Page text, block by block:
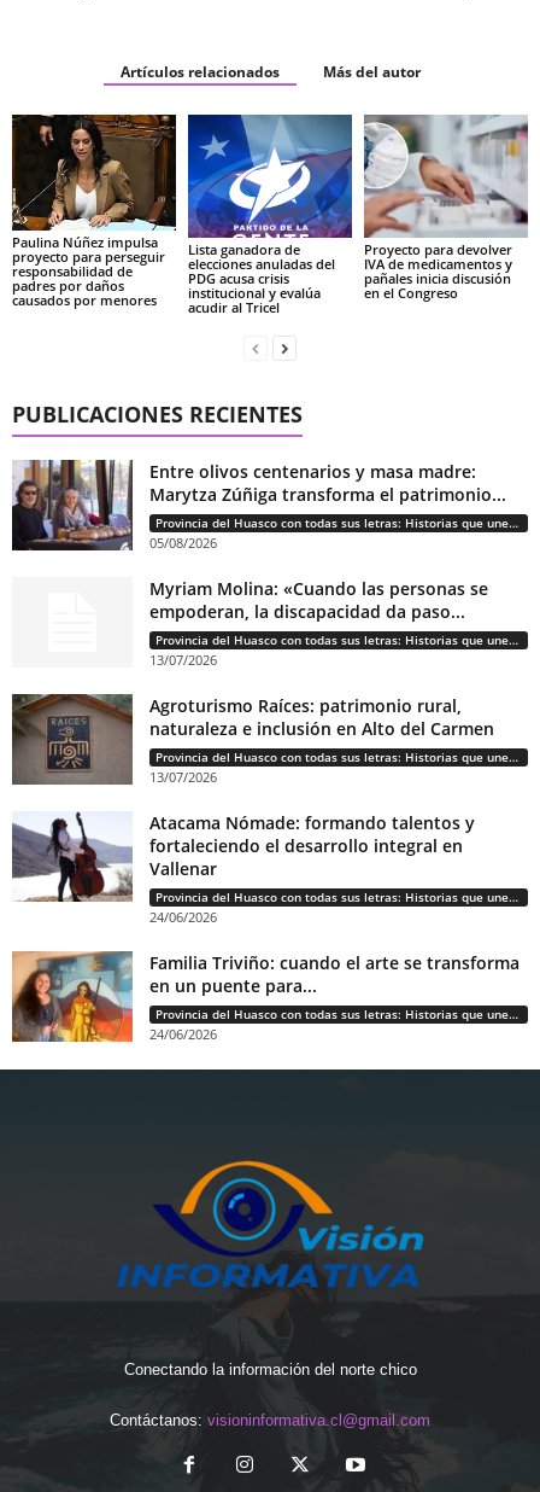
Artículos relacionados Más del autor
Paulina Núñez impulsa
proyecto para perseguir
responsabilidad de
padres por daños
causados por menores
Lista ganadora de
elecciones anuladas del
PDG acusa crisis
institucional y evalúa
acudir al Tricel
Proyecto para devolver
IVA de medicamentos y
pañales inicia discusión
en el Congreso
PUBLICACIONES RECIENTES
Entre olivos centenarios y masa madre:
Marytza Zúñiga transforma el patrimonio...
Provincia del Huasco con todas sus letras: Historias que unen cultura, diversidad e identidad
05/08/2026
Myriam Molina: «Cuando las personas se
empoderan, la discapacidad da paso...
Provincia del Huasco con todas sus letras: Historias que unen cultura, diversidad e identidad
13/07/2026
Agroturismo Raíces: patrimonio rural,
naturaleza e inclusión en Alto del Carmen
Provincia del Huasco con todas sus letras: Historias que unen cultura, diversidad e identidad
13/07/2026
Atacama Nómade: formando talentos y
fortaleciendo el desarrollo integral en
Vallenar
Provincia del Huasco con todas sus letras: Historias que unen cultura, diversidad e identidad
24/06/2026
Familia Triviño: cuando el arte se transforma
en un puente para...
Provincia del Huasco con todas sus letras: Historias que unen cultura, diversidad e identidad
24/06/2026
Conectando la información del norte chico
Contáctanos: visioninformativa.cl@gmail.com